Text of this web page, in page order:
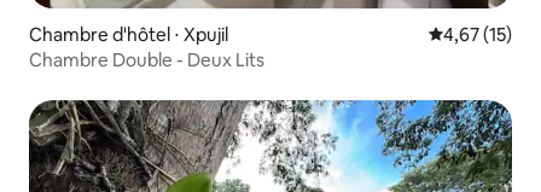
Chambre d'hôtel ⋅ Xpujil Évaluation
4,67 (15)
Chambre Double - Deux Lits